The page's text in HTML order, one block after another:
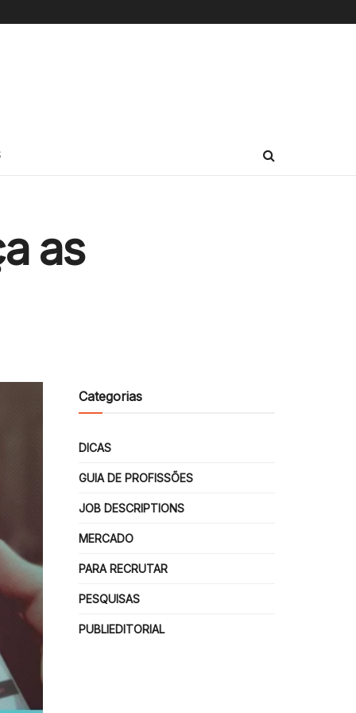
as
Categorias
DICAS
GUIA DE PROFISSÕES
JOB DESCRIPTIONS
MERCADO
PARA RECRUTAR
PESQUISAS
PUBLIEDITORIAL